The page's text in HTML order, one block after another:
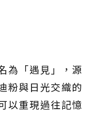
為「遇見」，源
粉與日光交織的
以重現過往記憶